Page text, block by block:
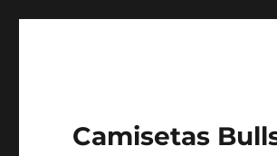
Camisetas